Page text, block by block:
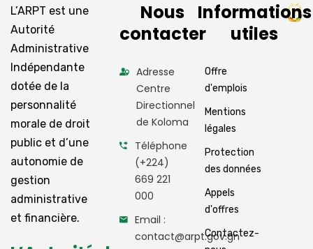
L’ARPT est une
Autorité
Administrative
Indépendante
dotée de la
personnalité
morale de droit
public et d’une
autonomie de
gestion
administrative
et financière.
Nous
contacter
Adresse
Centre
Directionnel
de Koloma
Téléphone
(+224)
669 221
000
Email :
contact@arpt.gov.gn
Informations
utiles
Offre
d'emplois
Mentions
légales
Protection
des données
Appels
d'offres
Contactez-